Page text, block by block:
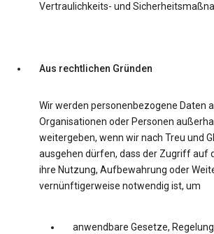
Vertraulichkeits- und
Aus rechtlichen Gründen
Wir werden personenbezogene Daten
Organisationen oder Personen
weitergeben, wenn wir nach Treu und
ausgehen dürfen, dass der Zugriff auf
ihre Nutzung, Aufbewahrung oder
vernünftigerweise notwendig ist, um
anwendbare Gesetze,